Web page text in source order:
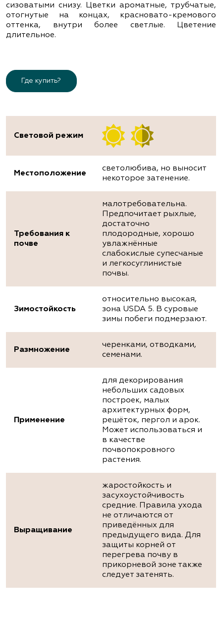
сизоватыми снизу. Цветки ароматные, трубчатые,
отогнутые на концах, красновато-кремового
оттенка, внутри более светлые. Цветение
длительное.
Где купить?
Световой режим
Местоположение
светолюбива, но выносит
некоторое затенение.
Требования к
почве
малотребовательна.
Предпочитает рыхлые,
достаточно
плодородные, хорошо
увлажнённые
слабокислые супесчаные
и легкосуглинистые
почвы.
Зимостойкость
относительно высокая,
зона USDA 5. В суровые
зимы побеги подмерзают.
Размножение
черенками, отводками,
семенами.
Применение
для декорирования
небольших садовых
построек, малых
архитектурных форм,
решёток, пергол и арок.
Может использоваться и
в качестве
почвопокровного
растения.
Выращивание
жаростойкость и
засухоустойчивость
средние. Правила ухода
не отличаются от
приведённых для
предыдущего вида. Для
защиты корней от
перегрева почву в
прикорневой зоне также
следует затенять.